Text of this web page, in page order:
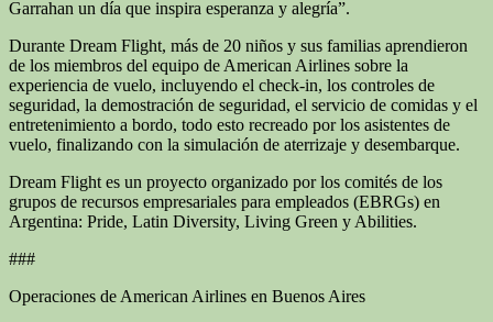
Garrahan un día que inspira esperanza y alegría”.
Durante Dream Flight, más de 20 niños y sus familias aprendieron
de los miembros del equipo de American Airlines sobre la
experiencia de vuelo, incluyendo el check-in, los controles de
seguridad, la demostración de seguridad, el servicio de comidas y el
entretenimiento a bordo, todo esto recreado por los asistentes de
vuelo, finalizando con la simulación de aterrizaje y desembarque.
Dream Flight es un proyecto organizado por los comités de los
grupos de recursos empresariales para empleados (EBRGs) en
Argentina: Pride, Latin Diversity, Living Green y Abilities.
###
Operaciones de American Airlines en Buenos Aires